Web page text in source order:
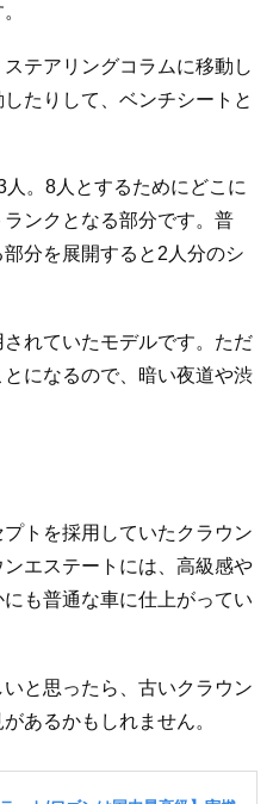
テアリングコラムに移動し
たりして、ベンチシートと
。8人とするためにどこに
ンクとなる部分です。普
分を展開すると2人分のシ
れていたモデルです。ただ
になるので、暗い夜道や渋
トを採用していたクラウン
エステートには、高級感や
も普通な車に仕上がってい
と思ったら、古いクラウン
あるかもしれません。